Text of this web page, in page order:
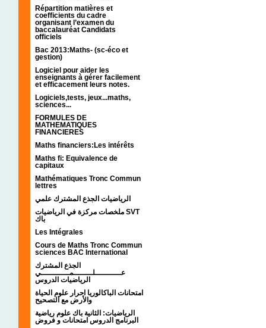
Répartition matières et
coefficients du cadre
organisant l’examen du
baccalauréat Candidats
officiels
Bac 2013:Maths- (sc-éco et
gestion)
Logiciel pour aider les
enseignants à gérer facilement
et efficacement leurs notes.
Logiciels,tests, jeux...maths,
sciences...
FORMULES DE
MATHEMATIQUES
FINANCIERES
Maths financiers:Les intérêts
Maths fi: Equivalence de
capitaux
Mathématiques Tronc Commun
lettres
الرياضيات الجذع المشترك علمي
ملخصات مركزة في الرياضيات SVT
باك
Les Intégrales
Cours de Maths Tronc Commun
sciences BAC International
الجذع المشترك
عـــــــــــلــــــــمــــــــــــي
الرياضيات الدروس
امتحانات الباكالوريا احرار علوم الحياة
والأرض مع التصحيح
الرياضيات: الثانية باك علوم رياضية
البرنامج الدروس امتحانات و فروض